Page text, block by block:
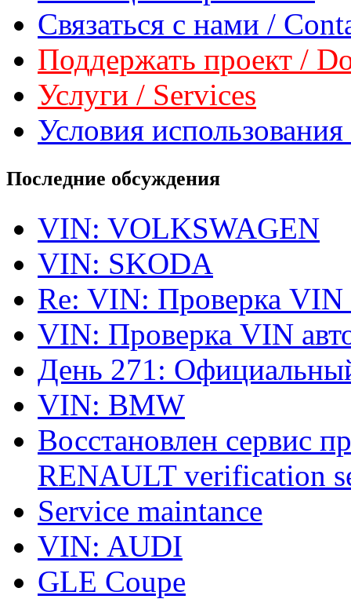
Связаться с нами /
Поддержать проект /
Услуги / Services
Условия
Последние обсуждения
VIN: VOLKSWAGEN
VIN: SKODA
Re: VIN: Проверка VIN
VIN: Проверка VIN
День 271:
VIN: BMW
Восстановлен сервис
RENAULT verification
Service maintance
VIN: AUDI
GLE Coupe